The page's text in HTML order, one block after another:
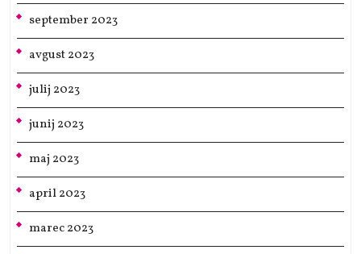
september 2023
avgust 2023
julij 2023
junij 2023
maj 2023
april 2023
marec 2023